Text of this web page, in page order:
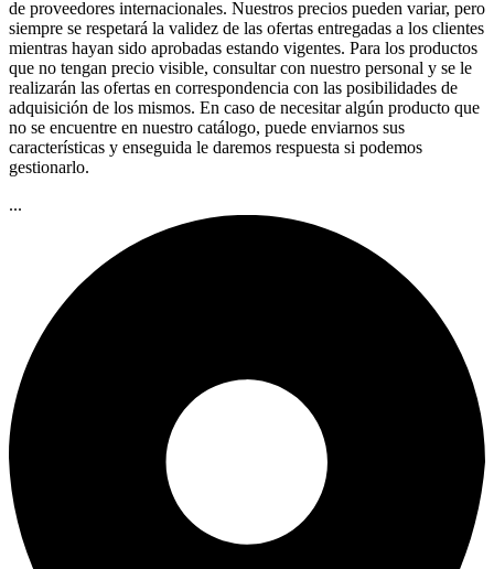
de proveedores internacionales. Nuestros precios pueden variar, pero
siempre se respetará la validez de las ofertas entregadas a los clientes
mientras hayan sido aprobadas estando vigentes. Para los productos
que no tengan precio visible, consultar con nuestro personal y se le
realizarán las ofertas en correspondencia con las posibilidades de
adquisición de los mismos. En caso de necesitar algún producto que
no se encuentre en nuestro catálogo, puede enviarnos sus
características y enseguida le daremos respuesta si podemos
gestionarlo.
...